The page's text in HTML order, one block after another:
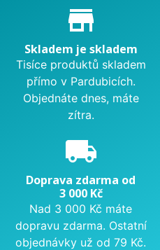
Proč nakupovat u nás?
store_mall_directory
Skladem je skladem
Tisíce produktů skladem
přímo v Pardubicích.
Objednáte dnes, máte
zítra.
local_shipping
Doprava zdarma od
3 000 Kč
Nad 3 000 Kč máte
dopravu zdarma. Ostatní
objednávky už od 79 Kč.